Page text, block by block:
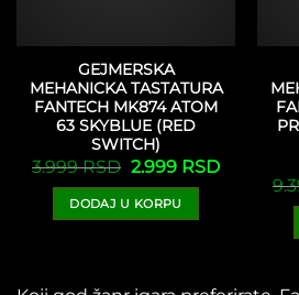
GEJMERSKA
MEHANICKA TASTATURA
FANTECH MK874 ATOM
63 SKYBLUE (RED
SWITCH)
3.999RSD Originalna
cena
je
bila:
3.999 RSD.
2.999 RSDTrenutna
cena
2.999
DODAJ U KORPU